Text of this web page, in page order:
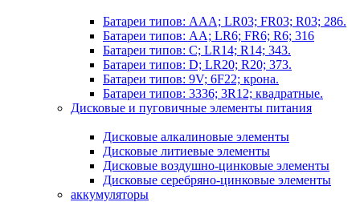
Батареи типов: AAA; LR03; FR03; R03; 286.
Батареи типов: AA; LR6; FR6; R6; 316
Батареи типов: C; LR14; R14; 343.
Батареи типов: D; LR20; R20; 373.
Батареи типов: 9V; 6F22; крона.
Батареи типов: 3336; 3R12; квадратные.
Дисковые и пуговичные элементы питания
Дисковые алкалиновые элементы
Дисковые литиевые элементы
Дисковые воздушно-цинковые элементы
Дисковые серебряно-цинковые элементы
аккумуляторы